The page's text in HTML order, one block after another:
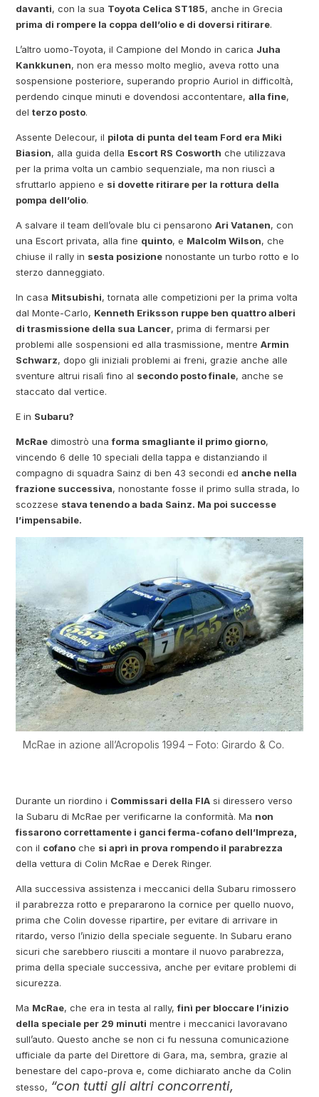
davanti, con la sua Toyota Celica ST185, anche in Grecia
prima di rompere la coppa dell’olio e di doversi ritirare.
L’altro uomo-Toyota, il Campione del Mondo in carica Juha
Kankkunen, non era messo molto meglio, aveva rotto una
sospensione posteriore, superando proprio Auriol in difficoltà,
perdendo cinque minuti e dovendosi accontentare,alla fine,
delterzo posto.
Assente Delecour, il pilota di punta del team Ford era Miki
Biasion, alla guida della Escort RS Cosworth che utilizzava
per la prima volta un cambio sequenziale, ma non riuscì a
sfruttarlo appieno e si dovette ritirare per la rottura della
pompa dell’olio.
A salvare il team dell’ovale blu ci pensaronoAri Vatanen, con
una Escort privata, alla fine quinto, e Malcolm Wilson, che
chiuse il rally in sesta posizione nonostante un turbo rotto e lo
sterzo danneggiato.
In casa Mitsubishi, tornata alle competizioni per la prima volta
dal Monte-Carlo, Kenneth Eriksson ruppe ben quattro alberi
di trasmissione della sua Lancer, prima di fermarsi per
problemi alle sospensioni ed alla trasmissione, mentreArmin
Schwarz, dopo gli iniziali problemi ai freni, grazie anche alle
sventure altrui risalì fino al secondo posto finale, anche se
staccato dal vertice.
E in Subaru?
McRae dimostrò unaforma smagliante il primo giorno,
vincendo 6 delle 10 speciali della tappa e distanziando il
compagno di squadra Sainz di ben 43 secondi edanche nella
frazione successiva, nonostante fosse il primo sulla strada, lo
scozzese stava tenendo a bada Sainz. Ma poi successe
l’impensabile.
McRae in azione all’Acropolis 1994 – Foto: Girardo & Co.
Durante un riordino i Commissari della FIA si diressero verso
la Subaru di McRae per verificarne la conformità. Ma non
fissarono correttamente i ganci ferma-cofano dell’Impreza,
con il cofano che si aprì in prova rompendo il parabrezza
della vettura di Colin McRae e Derek Ringer.
Alla successiva assistenza i meccanici della Subaru rimossero
il parabrezza rotto e prepararono la cornice per quello nuovo,
prima che Colin dovesse ripartire, per evitare di arrivare in
ritardo, verso l’inizio della speciale seguente. In Subaru erano
sicuri che sarebbero riusciti a montare il nuovo parabrezza,
prima della speciale successiva, anche per evitare problemi di
sicurezza.
Ma McRae, che era in testa al rally,finì per bloccare l’inizio
della speciale per 29 minuti mentre i meccanici lavoravano
sull’auto. Questo anche se non ci fu nessuna comunicazione
ufficiale da parte del Direttore di Gara, ma, sembra, grazie al
benestare del capo-prova e, come dichiarato anche da Colin
stesso, “con tutti gli altri concorrenti,